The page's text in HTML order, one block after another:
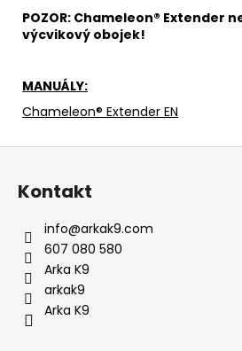
POZOR: Chameleon® Extender
výcvikový obojek!
MANUÁLY:
Chameleon® Extender EN
Z
Kontakt
info@arkak9.com
607 080 580
Arka K9
arkak9
Arka K9